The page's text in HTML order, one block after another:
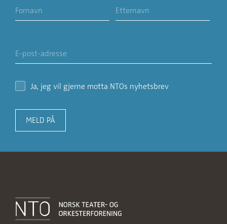
Ja, jeg vil gjerne motta NTOs nyhetsbrev
MELD PÅ